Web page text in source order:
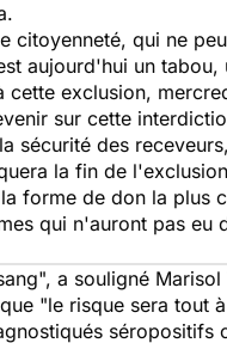
citoyenneté, qui ne
aujourd'hui un
cette exclusion,
sur cette
sécurité des
la fin de
forme de don la plus
qui n'auront pas
a souligné
"le risque sera